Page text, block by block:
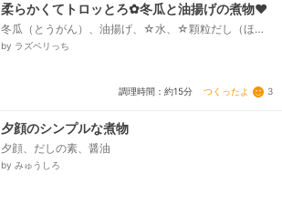
柔らかくてトロッとろ✿冬瓜と油揚げの煮物❤
冬瓜（とうがん）、油揚げ、☆水、☆顆粒だし（ほん
だし）、☆だし醤油、☆みりん、☆酒、めんつゆ（３
by ラズベリっち
調理時間：約15分 つくったよ 3
夕顔のシンプルな煮物
夕顔、だしの素、醤油
by みゅうしろ